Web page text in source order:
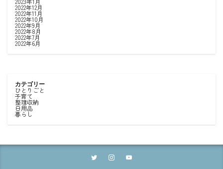
2022年12月
2022年11月
2022年10月
2022年9月
2022年8月
2022年7月
2022年6月
カテゴリー
ひとりごと
子育て
整理収納
日用品
暮らし